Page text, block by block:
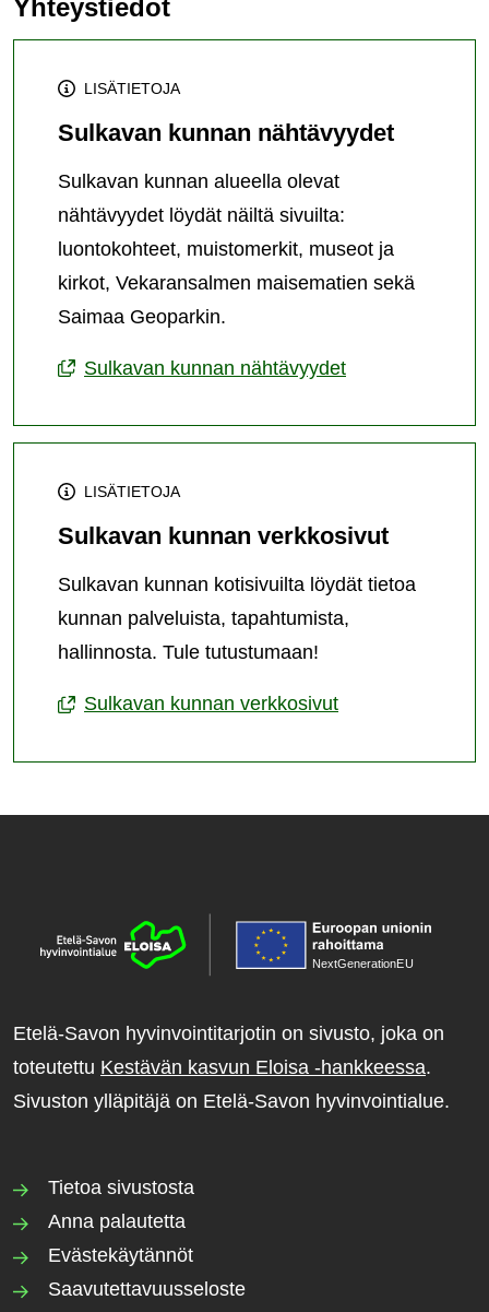
Yhteystiedot
LISÄTIETOJA
Sulkavan kunnan nähtävyydet
Sulkavan kunnan alueella olevat
nähtävyydet löydät näiltä sivuilta:
luontokohteet, muistomerkit, museot ja
kirkot, Vekaransalmen maisematien sekä
Saimaa Geoparkin.
Sulkavan kunnan nähtävyydet
LISÄTIETOJA
Sulkavan kunnan verkkosivut
Sulkavan kunnan kotisivuilta löydät tietoa
kunnan palveluista, tapahtumista,
hallinnosta. Tule tutustumaan!
Sulkavan kunnan verkkosivut
NextGenerationEU
Etelä-Savon hyvinvointitarjotin on sivusto, joka on
toteutettu Kestävän kasvun Eloisa -hankkeessa.
Sivuston ylläpitäjä on Etelä-Savon hyvinvointialue.
Tietoa sivustosta
Anna palautetta
Evästekäytännöt
Saavutettavuusseloste